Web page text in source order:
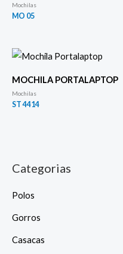
Mochilas
MO 05
MOCHILA PORTALAPTOP
Mochilas
ST 4414
Categorias
Polos
Gorros
Casacas